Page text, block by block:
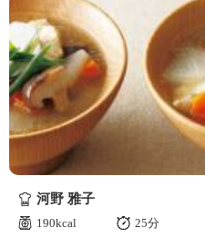
河野 雅子
190kcal
25分